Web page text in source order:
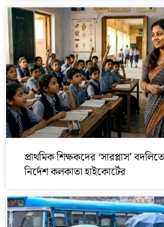
প্রাথমিক শিক্ষকদের ‘সারপ্লাস’
নির্দেশ কলকাতা হাইকোর্টের